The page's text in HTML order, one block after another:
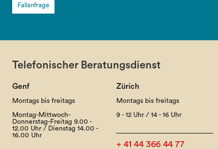
Fallanfrage
Telefonischer Beratungsdienst
Genf
Montags bis freitags
Montag-Mittwoch-
Donnerstag-Freitag 9.00 -
12.00 Uhr / Dienstag 14.00 -
16.00 Uhr
Zürich
Montags bis freitags
9 - 12 Uhr / 14 - 16 Uhr
+ 41 44 366 44 77